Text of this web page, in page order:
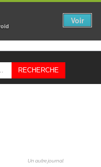
Un autre journal
Voir